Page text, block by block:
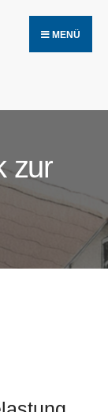
MENÜ
zur